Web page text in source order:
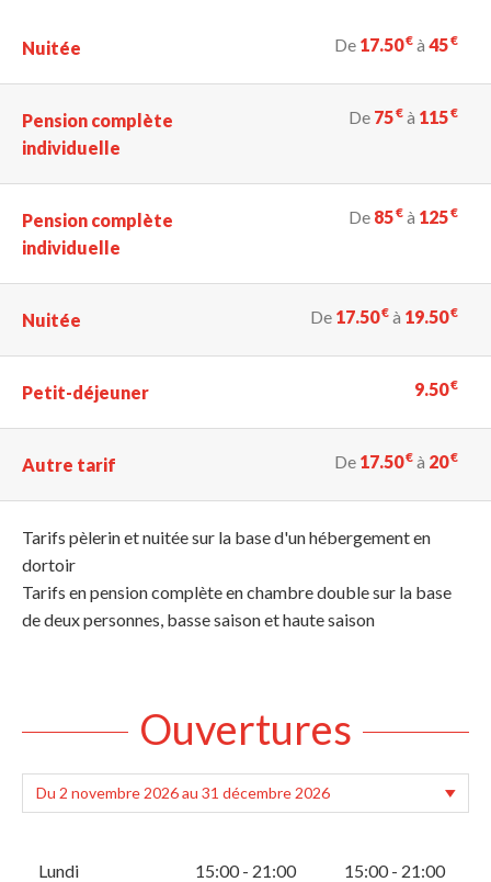
Nuitée De 17.50€ à 45€
Pension complète
individuelle
De 75€ à 115€
Pension complète
individuelle
De 85€ à 125€
Nuitée De 17.50€ à 19.50€
Petit-déjeuner 9.50€
Autre tarif De 17.50€ à 20€
Tarifs pèlerin et nuitée sur la base d'un hébergement en
dortoir
Tarifs en pension complète en chambre double sur la base
de deux personnes, basse saison et haute saison
Ouvertures
Lundi 15:00 - 21:00 15:00 - 21:00